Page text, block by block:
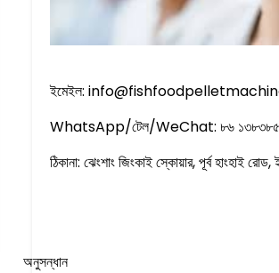
অনুসন্ধান
ইমেইল:
WhatsApp/টেল/WeChat: ৮৬
ঠিকানা: ঝেংশাং জিংকাই স্কোয়ার, পূর্ব হাংহাই